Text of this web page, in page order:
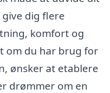
dig flere
komfort og
om du har brug for
ønsker at etablere
drømmer om en